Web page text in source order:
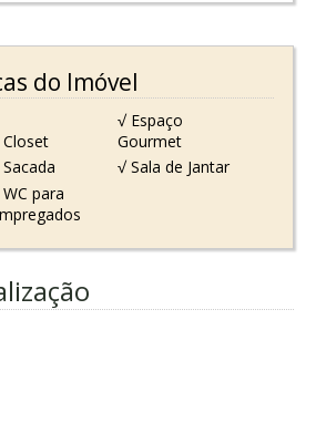
do Imóvel
√ Espaço
Gourmet
√ Sala de Jantar
para